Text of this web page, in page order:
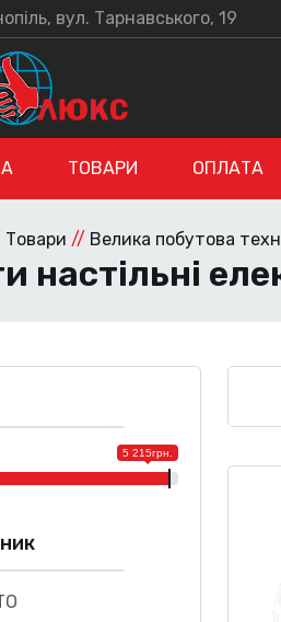
вул. Тарнавського, 19
ТОВАРИ ОПЛАТА
Товари // Велика побутова
настільні
5 215грн.